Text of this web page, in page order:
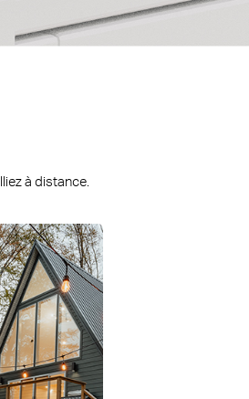
à distance.